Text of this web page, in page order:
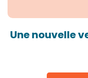
Une nouvelle